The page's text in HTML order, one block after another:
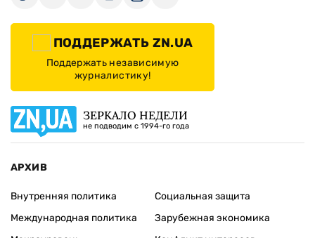
ПОДДЕРЖАТЬ ZN.UA
Поддержать независимую
журналистику!
ЗЕРКАЛО НЕДЕЛИ
не подводим с 1994-го года
АРХИВ
Внутренняя политика
Международная политика
Социальная защита
Зарубежная экономика